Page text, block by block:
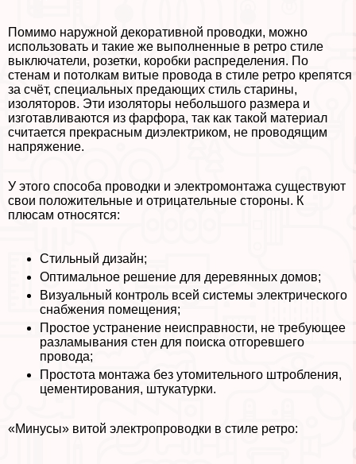
Помимо наружной декоративной проводки, можно
использовать и такие же выполненные в ретро стиле
выключатели, розетки, коробки распределения. По
стенам и потолкам витые провода в стиле ретро крепятся
за счёт, специальных предающих стиль старины,
изоляторов. Эти изоляторы небольшого размера и
изготавливаются из фарфора, так как такой материал
считается прекрасным диэлектриком, не проводящим
напряжение.
У этого способа проводки и электромонтажа существуют
свои положительные и отрицательные стороны. К
плюсам относятся:
Стильный дизайн;
Оптимальное решение для деревянных домов;
Визуальный контроль всей системы электрического
снабжения помещения;
Простое устранение неисправности, не требующее
разламывания стен для поиска отгоревшего
провода;
Простота монтажа без утомительного штробления,
цементирования, штукатурки.
«Минусы» витой электропроводки в стиле ретро: